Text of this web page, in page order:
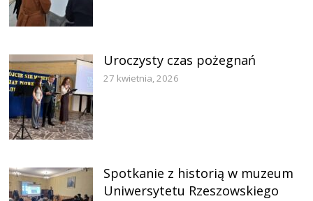
Uroczysty czas pożegnań
27 kwietnia, 2026
Spotkanie z historią w muzeum
Uniwersytetu Rzeszowskiego